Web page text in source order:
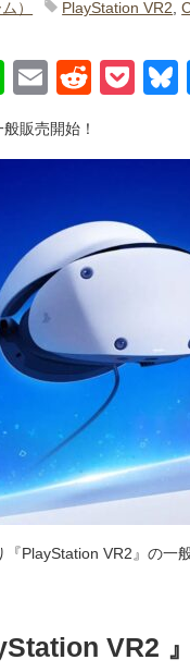
） PlayStation VR2 ,
Li
n
e
E
m
ail
R
t
P
販売開始！
PlayStation VR2』の一
VR2